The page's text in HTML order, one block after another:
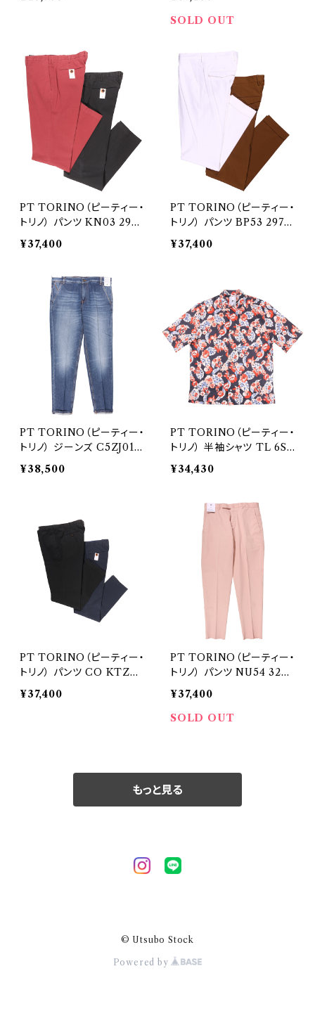
SOLD OUT
PT TORINO（ピーティー・
トリノ） パンツ KN03 2969
7
¥37,400
PT TORINO（ピーティー・
トリノ） パンツ BP53 2970
0
¥37,400
PT TORINO（ピーティー・
トリノ） ジーンズ C5ZJ01Z
40BAS 29738
¥38,500
PT TORINO（ピーティー・
トリノ） 半袖シャツ TL 6SB
W030CPT 30440
¥34,430
PT TORINO（ピーティー・
トリノ） パンツ CO KTZE0
0CL1 31460
¥37,400
PT TORINO（ピーティー・
トリノ） パンツ NU54 3207
5
¥37,400
SOLD OUT
もっと見る
© Utsubo Stock
Powered by